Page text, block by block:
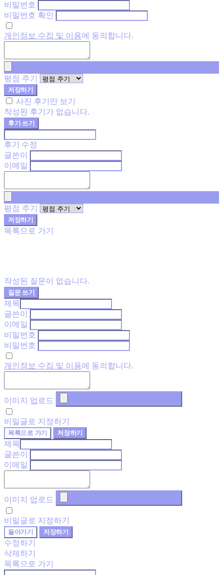
비밀번호
비밀번호 확인
개인정보 수집 및 이용에 동의합니다.
평점 주기
저장하기
사진 후기만 보기
작성된 후기가 없습니다.
후기 쓰기
후기 수정
글쓴이
이메일
평점 주기
저장하기
목록으로 가기
작성된 질문이 없습니다.
질문 쓰기
제목
글쓴이
이메일
비밀번호
비밀번호
개인정보 수집 및 이용에 동의합니다.
이미지 업로드
비밀글로 지정하기
목록으로 가기 저장하기
제목
글쓴이
이메일
이미지 업로드
비밀글로 지정하기
돌아가기 저장하기
수정하기
삭제하기
목록으로 가기